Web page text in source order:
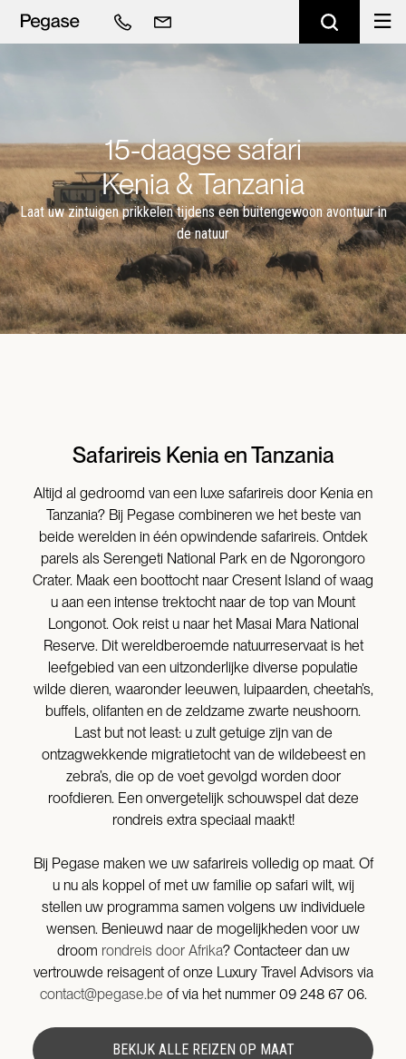
15-daagse safari
Kenia & Tanzania
Laat uw zintuigen prikkelen tijdens een buitengewoon avontuur in
de natuur
Safarireis Kenia en Tanzania
Altijd al gedroomd van een luxe safarireis door Kenia en
Tanzania? Bij Pegase combineren we het beste van
beide werelden in één opwindende safarireis. Ontdek
parels als Serengeti National Park en de Ngorongoro
Crater. Maak een boottocht naar Cresent Island of waag
u aan een intense trektocht naar de top van Mount
Longonot. Ook reist u naar het Masai Mara National
Reserve. Dit wereldberoemde natuurreservaat is het
leefgebied van een uitzonderlijke diverse populatie
wilde dieren, waaronder leeuwen, luipaarden, cheetah’s,
buffels, olifanten en de zeldzame zwarte neushoorn.
Last but not least: u zult getuige zijn van de
ontzagwekkende migratietocht van de wildebeest en
zebra’s, die op de voet gevolgd worden door
roofdieren. Een onvergetelijk schouwspel dat deze
rondreis extra speciaal maakt!
Bij Pegase maken we uw safarireis volledig op maat. Of
u nu als koppel of met uw familie op safari wilt, wij
stellen uw programma samen volgens uw individuele
wensen. Benieuwd naar de mogelijkheden voor uw
droom rondreis door Afrika? Contacteer dan uw
vertrouwde reisagent of onze Luxury Travel Advisors via
contact@pegase.be of via het nummer 09 248 67 06.
BEKIJK ALLE REIZEN OP MAAT